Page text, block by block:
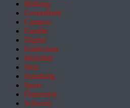
Bildung
Gesundheit
Campus
Familie
Digital
Entdecken
Mobilität
Sinn
Hamburg
Sport
Österreich
Schweiz